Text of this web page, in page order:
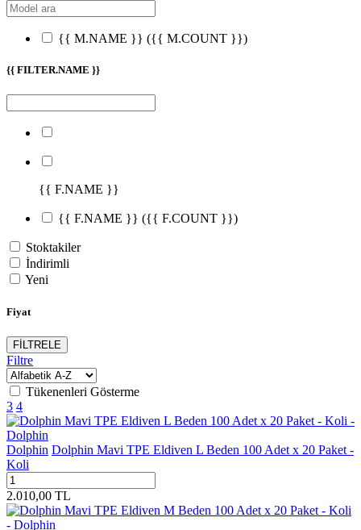
{{ M.NAME }} ({{ M.COUNT }})
{{ FILTER.NAME }}
{{ F.NAME }}
{{ F.NAME }} ({{ F.COUNT }})
Stoktakiler
İndirimli
Yeni
Fiyat
FİLTRELE
Filtre
Tükenenleri Gösterme
3 4
Dolphin Dolphin Mavi TPE Eldiven L Beden 100 Adet x 20 Paket -
Koli
2.010,00 TL